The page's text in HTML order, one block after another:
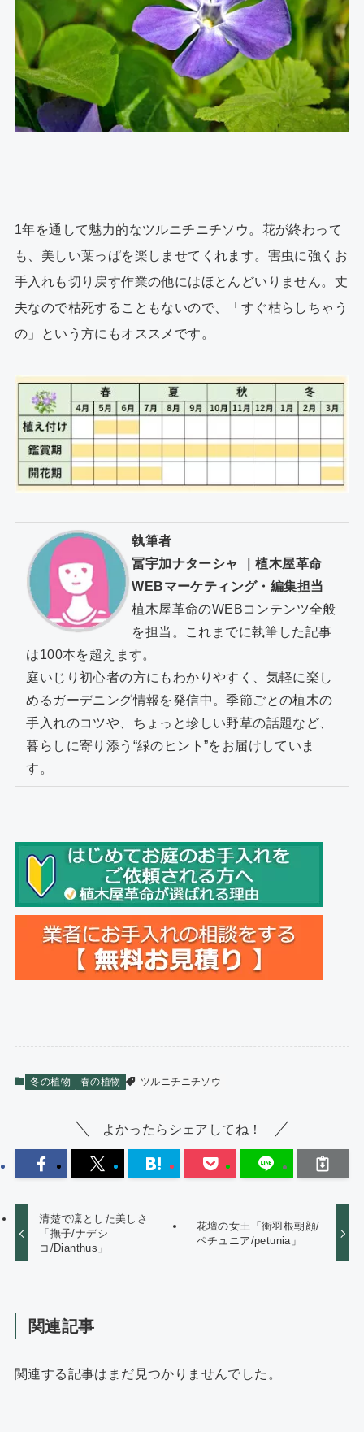
1年を通して魅力的なツルニチニチソウ。花が終わって
も、美しい葉っぱを楽しませてくれます。害虫に強くお
手入れも切り戻す作業の他にはほとんどいりません。丈
夫なので枯死することもないので、「すぐ枯らしちゃう
の」という方にもオススメです。
執筆者
冨宇加ナターシャ
｜植木屋革命
WEBマーケティング・編集担当
植木屋革命のWEBコンテンツ全般
を担当。これまでに執筆した記事
は100本を超えます。
庭いじり初心者の方にもわかりやすく、気軽に楽し
めるガーデニング情報を発信中。季節ごとの植木の
手入れのコツや、ちょっと珍しい野草の話題など、
暮らしに寄り添う“緑のヒント”をお届けしていま
す。
冬の植物 春の植物 ツルニチニチソウ
よかったらシェアしてね！
清楚で凜とした美しさ
「撫子/ナデシ
コ/Dianthus」
花壇の女王「衝羽根朝顔/
ペチュニア/petunia」
関連記事
関連する記事はまだ見つかりませんでした。